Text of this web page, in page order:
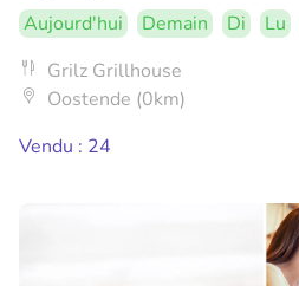
Aujourd'hui Demain Di Lu
Grilz Grillhouse
Oostende (0km)
Vendu : 24